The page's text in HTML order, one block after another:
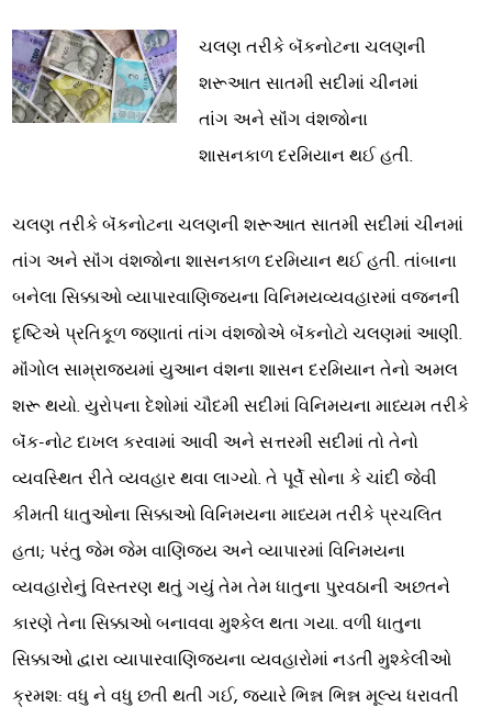
ચલણ તરીકે બૅંકનોટના ચલણની
શરૂઆત સાતમી સદીમાં ચીનમાં
તાંગ અને સૉંગ વંશજોના
શાસનકાળ દરમિયાન થઈ હતી.
ચલણ તરીકે બૅંકનોટના ચલણની શરૂઆત સાતમી સદીમાં ચીનમાં
તાંગ અને સૉંગ વંશજોના શાસનકાળ દરમિયાન થઈ હતી. તાંબાના
બનેલા સિક્કાઓ વ્યાપારવાણિજ્યના વિનિમયવ્યવહારમાં વજનની
દૃષ્ટિએ પ્રતિકૂળ જણાતાં તાંગ વંશજોએ બૅંકનોટો ચલણમાં આણી.
મૉંગોલ સામ્રાજ્યમાં યુઆન વંશના શાસન દરમિયાન તેનો અમલ
શરૂ થયો. યુરોપના દેશોમાં ચૌદમી સદીમાં વિનિમયના માધ્યમ તરીકે
બૅંક-નોટ દાખલ કરવામાં આવી અને સત્તરમી સદીમાં તો તેનો
વ્યવસ્થિત રીતે વ્યવહાર થવા લાગ્યો. તે પૂર્વે સોના કે ચાંદી જેવી
કીમતી ધાતુઓના સિક્કાઓ વિનિમયના માધ્યમ તરીકે પ્રચલિત
હતા; પરંતુ જેમ જેમ વાણિજ્ય અને વ્યાપારમાં વિનિમયના
વ્યવહારોનું વિસ્તરણ થતું ગયું તેમ તેમ ધાતુના પુરવઠાની અછતને
કારણે તેના સિક્કાઓ બનાવવા મુશ્કેલ થતા ગયા. વળી ધાતુના
સિક્કાઓ દ્વારા વ્યાપારવાણિજ્યના વ્યવહારોમાં નડતી મુશ્કેલીઓ
ક્રમશ: વધુ ને વધુ છતી થતી ગઈ, જ્યારે ભિન્ન ભિન્ન મૂલ્ય ધરાવતી